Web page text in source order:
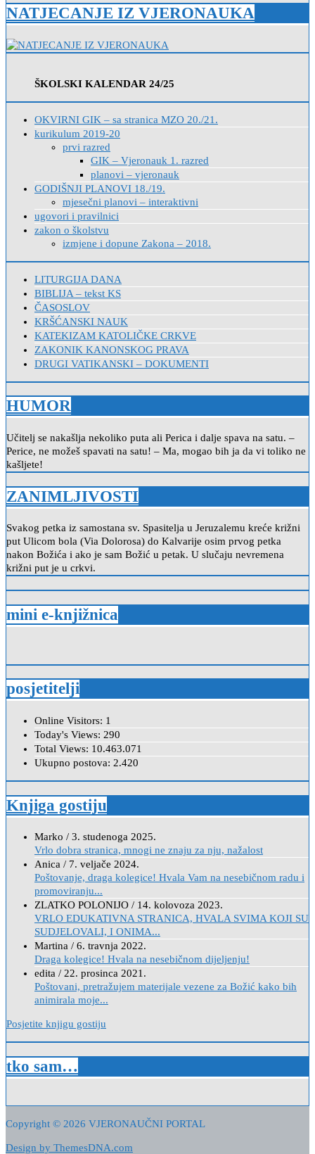
NATJECANJE IZ VJERONAUKA
ŠKOLSKI KALENDAR 24/25
OKVIRNI GIK – sa stranica MZO 20./21.
kurikulum 2019-20
prvi razred
GIK – Vjeronauk 1. razred
planovi – vjeronauk
GODIŠNJI PLANOVI 18./19.
mjesečni planovi – interaktivni
ugovori i pravilnici
zakon o školstvu
izmjene i dopune Zakona – 2018.
LITURGIJA DANA
BIBLIJA – tekst KS
ČASOSLOV
KRŠĆANSKI NAUK
KATEKIZAM KATOLIČKE CRKVE
ZAKONIK KANONSKOG PRAVA
DRUGI VATIKANSKI – DOKUMENTI
HUMOR
Učitelj se nakašlja nekoliko puta ali Perica i dalje spava na satu. –
Perice, ne možeš spavati na satu! – Ma, mogao bih ja da vi toliko ne
kašljete!
ZANIMLJIVOSTI
Svakog petka iz samostana sv. Spasitelja u Jeruzalemu kreće križni
put Ulicom bola (Via Dolorosa) do Kalvarije osim prvog petka
nakon Božića i ako je sam Božić u petak. U slučaju nevremena
križni put je u crkvi.
mini e-knjižnica
posjetitelji
Online Visitors: 1
Today's Views: 290
Total Views: 10.463.071
Ukupno postova: 2.420
Knjiga gostiju
Marko / 3. studenoga 2025.
Vrlo dobra stranica, mnogi ne znaju za nju, nažalost
Anica / 7. veljače 2024.
Poštovanje, draga kolegice! Hvala Vam na nesebičnom radu i
promoviranju...
ZLATKO POLONIJO / 14. kolovoza 2023.
VRLO EDUKATIVNA STRANICA, HVALA SVIMA KOJI SU
SUDJELOVALI, I ONIMA...
Martina / 6. travnja 2022.
Draga kolegice! Hvala na nesebičnom dijeljenju!
edita / 22. prosinca 2021.
Poštovani, pretražujem materijale vezene za Božić kako bih
animirala moje...
Posjetite knjigu gostiju
tko sam…
Copyright © 2026 VJERONAUČNI PORTAL
Design by ThemesDNA.com